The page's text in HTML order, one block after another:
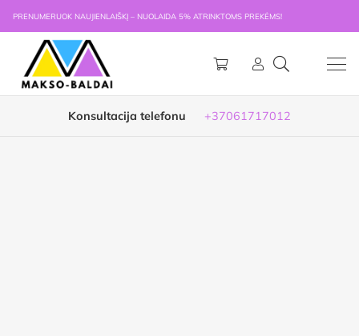
PRENUMERUOK NAUJIENLAIŠKĮ – NUOLAIDA 5% ATRINKTOMS PREKĖMS!
Konsultacija telefonu +37061717012